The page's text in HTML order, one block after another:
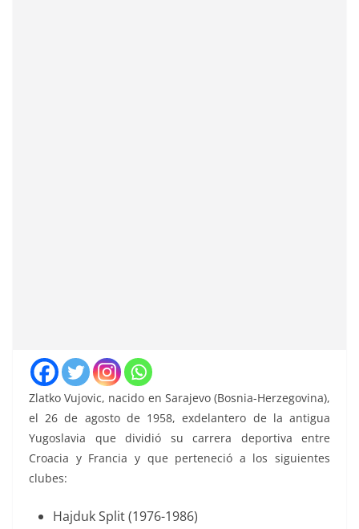
Zlatko Vujovic, nacido en Sarajevo (Bosnia-Herzegovina),
el 26 de agosto de 1958, exdelantero de la antigua
Yugoslavia que dividió su carrera deportiva entre
Croacia y Francia y que perteneció a los siguientes
clubes:
Hajduk Split (1976-1986)